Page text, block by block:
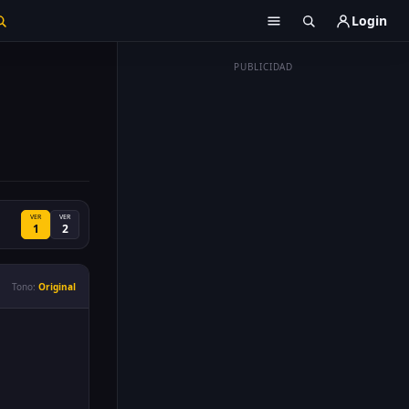
Login
PUBLICIDAD
VER
1
VER
2
Tono: Original